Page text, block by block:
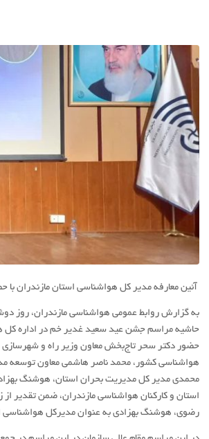
آئین معارفه مدیر کل هواشناسی استان مازندران
حاشیه مراسم جشن عید سعید غدیر خم در اداره کل
حضور دکتر سحر تاج‌بخش معاون وزیر راه و
هواشناسی کشور، محمد ناصر هاشمی معاون توسعه
محمدی مدیر کل مدیریت بحران استان، هوشنگ
استان و کارکنان هواشناسی مازندران، ضمن تقدیر
رضوی، هوشنگ بهزادی به عنوان مدیرکل هواشناسی